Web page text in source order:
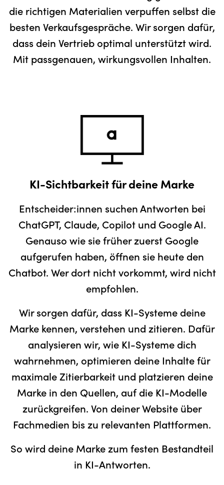
die richtigen Materialien verpuffen selbst die
besten Verkaufsgespräche. Wir sorgen dafür,
dass dein Vertrieb optimal unterstützt wird.
Mit passgenauen, wirkungsvollen Inhalten.
KI-Sichtbarkeit für deine Marke
Entscheider:innen suchen Antworten bei
ChatGPT, Claude, Copilot und Google AI.
Genauso wie sie früher zuerst Google
aufgerufen haben, öffnen sie heute den
Chatbot. Wer dort nicht vorkommt, wird nicht
empfohlen.
Wir sorgen dafür, dass KI-Systeme deine
Marke kennen, verstehen und zitieren. Dafür
analysieren wir, wie KI-Systeme dich
wahrnehmen, optimieren deine Inhalte für
maximale Zitierbarkeit und platzieren deine
Marke in den Quellen, auf die KI-Modelle
zurückgreifen. Von deiner Website über
Fachmedien bis zu relevanten Plattformen.
So wird deine Marke zum festen Bestandteil
in KI-Antworten.